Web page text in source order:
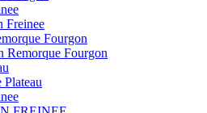
Freinee
Fourgon
Remorque Fourgon
Plateau